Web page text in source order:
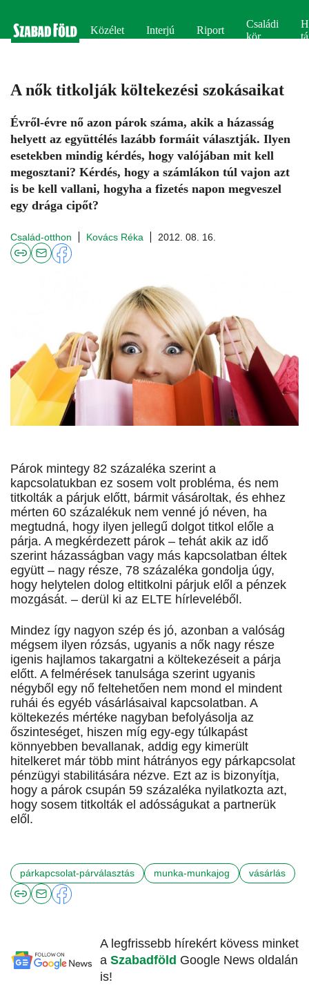
Közélet Interjú Riport
Családi
kör
A nők titkolják költekezési szokásaikat
Évről-évre nő azon párok száma, akik a házasság
helyett az együttélés lazább formáit választják. Ilyen
esetekben mindig kérdés, hogy valójában mit kell
megosztani? Kérdés, hogy a számlákon túl vajon azt
is be kell vallani, hogyha a fizetés napon megveszel
egy drága cipőt?
Család-otthon Kovács Réka 2012. 08. 16.
Párok mintegy 82 százaléka szerint a
kapcsolatukban ez sosem volt probléma, és nem
titkolták a párjuk előtt, bármit vásároltak, és ehhez
mérten 60 százalékuk nem venné jó néven, ha
megtudná, hogy ilyen jellegű dolgot titkol előle a
párja. A megkérdezett párok – tehát akik az idő
szerint házasságban vagy más kapcsolatban éltek
együtt – nagy része, 78 százaléka gondolja úgy,
hogy helytelen dolog eltitkolni párjuk elől a pénzek
mozgását. – derül ki az ELTE hírleveléből.
Mindez így nagyon szép és jó, azonban a valóság
mégsem ilyen rózsás, ugyanis a nők nagy része
igenis hajlamos takargatni a költekezéseit a párja
előtt. A felmérések tanulsága szerint ugyanis
négyből egy nő feltehetően nem mond el mindent
ruhái és egyéb vásárlásaival kapcsolatban. A
költekezés mértéke nagyban befolyásolja az
őszinteséget, hiszen míg egy-egy túlkapást
könnyebben bevallanak, addig egy kimerült
hitelkeret már több mint hátrányos egy párkapcsolat
pénzügyi stabilitására nézve. Ezt az is bizonyítja,
hogy a párok csupán 59 százaléka nyilatkozta azt,
hogy sosem titkolták el adósságukat a partnerük
elől.
párkapcsolat-párválasztás munka-munkajog vásárlás
A legfrissebb hírekért kövess minket
a Szabadföld Google News oldalán
is!